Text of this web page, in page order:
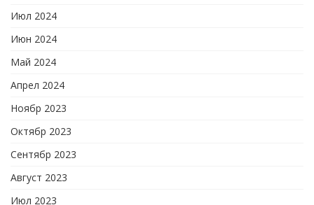
Июл 2024
Июн 2024
Май 2024
Апрел 2024
Ноябр 2023
Октябр 2023
Сентябр 2023
Август 2023
Июл 2023